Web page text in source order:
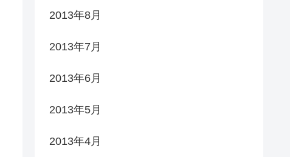
2013年8月
2013年7月
2013年6月
2013年5月
2013年4月